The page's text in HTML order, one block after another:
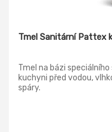
Tmel Sanitární Pattex
Tmel na bázi
kuchyni před vodou,
spáry.